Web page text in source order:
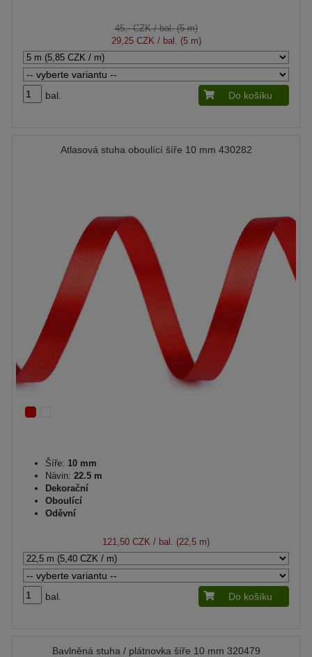
45,- CZK/ bal. (5 m)
29,25 CZK / bal. (5 m)
bal. Do košíku
Atlasová stuha oboulící šíře 10 mm 430282
Šíře: 10 mm
Návin: 22.5 m
Dekorační
Oboulící
Oděvní
121,50 CZK / bal. (22,5 m)
bal. Do košíku
Bavlněná stuha / plátnovka šíře 10 mm 320479